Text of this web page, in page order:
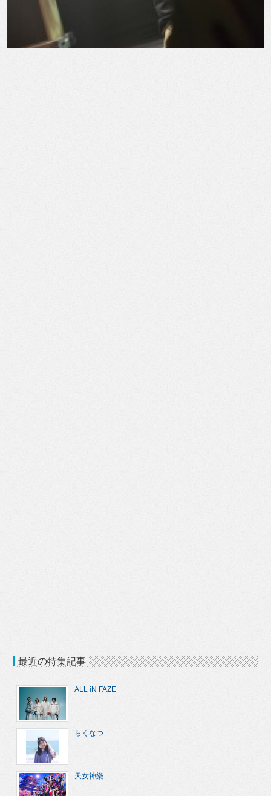
最近の特集記事
ALL iN FAZE
らくなつ
天女神樂